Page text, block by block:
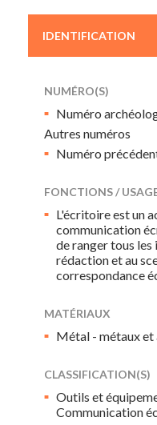
IDENTIFICATION
NUMÉRO(S)
Numéro
Autres numéros
Numéro
FONCTIONS /
L'écritoire est un
communication
de ranger tous les
rédaction et au
correspondance
MATÉRIAUX
Métal - métaux
CLASSIFICATION(S)
Outils et
Communication